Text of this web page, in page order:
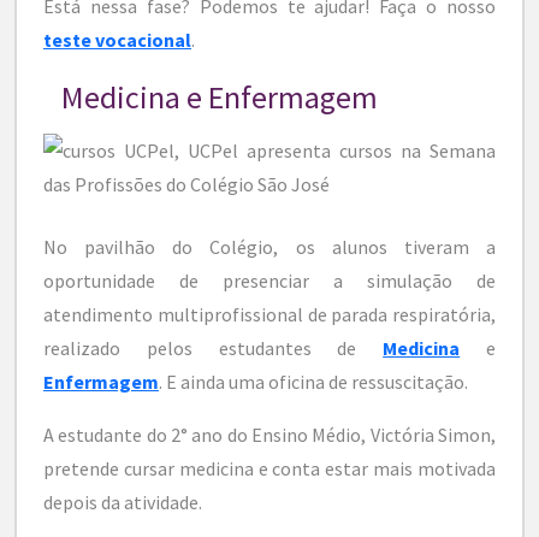
Está nessa fase? Podemos te ajudar! Faça o nosso
teste vocacional.
Medicina e Enfermagem
No pavilhão do Colégio, os alunos tiveram a
oportunidade de presenciar a simulação de
atendimento multiprofissional de parada respiratória,
realizado pelos estudantes de Medicina e
Enfermagem. E ainda uma oficina de ressuscitação.
A estudante do 2° ano do Ensino Médio, Victória Simon,
pretende cursar medicina e conta estar mais motivada
depois da atividade.